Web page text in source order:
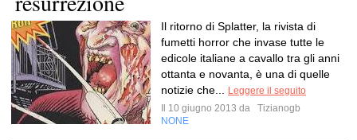
Il ritorno di Splatter, la rivista di
fumetti horror che invase tutte le
edicole italiane a cavallo tra gli anni
ottanta e novanta, è una di quelle
notizie che...
Leggere il seguito
Il 10 giugno 2013 da
Tizianogb
NONE